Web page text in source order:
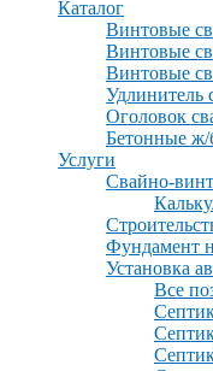
Каталог
Винтовые
Винтовые
Винтовые
Удлинитель
Оголовок
Бетонные ж/
Услуги
Свайно-
Фундамент
Установка
Все